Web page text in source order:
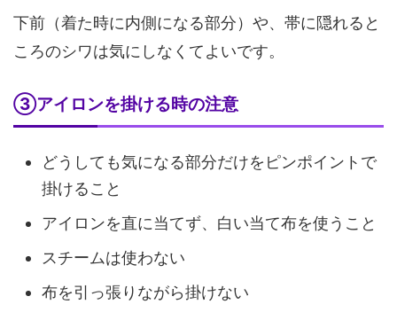
下前（着た時に内側になる部分）や、帯に隠れると
ころのシワは気にしなくてよいです。
③アイロンを掛ける時の注意
どうしても気になる部分だけをピンポイントで
掛けること
アイロンを直に当てず、白い当て布を使うこと
スチームは使わない
布を引っ張りながら掛けない